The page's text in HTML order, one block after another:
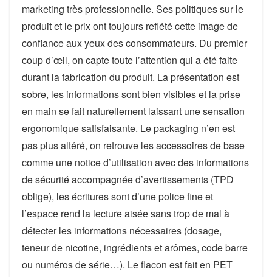
marketing très professionnelle. Ses politiques sur le
produit et le prix ont toujours reflété cette image de
confiance aux yeux des consommateurs. Du premier
coup d’œil, on capte toute l’attention qui a été faite
durant la fabrication du produit. La présentation est
sobre, les informations sont bien visibles et la prise
en main se fait naturellement laissant une sensation
ergonomique satisfaisante. Le packaging n’en est
pas plus altéré, on retrouve les accessoires de base
comme une notice d’utilisation avec des informations
de sécurité accompagnée d’avertissements (TPD
oblige), les écritures sont d’une police fine et
l’espace rend la lecture aisée sans trop de mal à
détecter les informations nécessaires (dosage,
teneur de nicotine, ingrédients et arômes, code barre
ou numéros de série…). Le flacon est fait en PET